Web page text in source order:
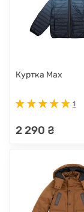
Куртка Max
1
2 290 ₴